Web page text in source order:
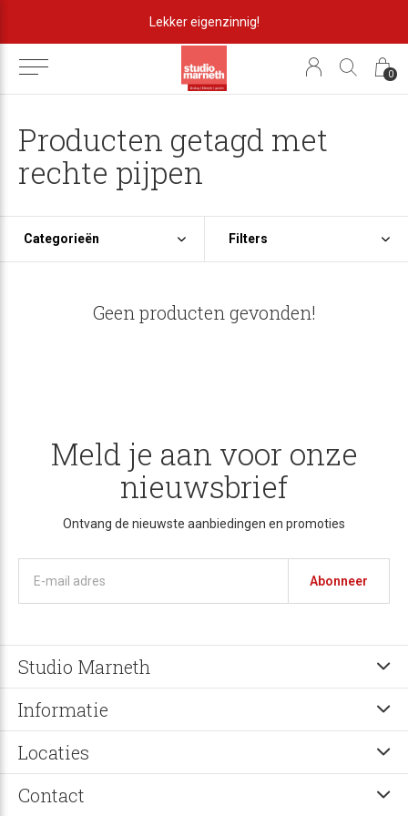
0
Lekker eigenzinnig!
Producten getagd met
rechte pijpen
Categorieën Filters
Geen producten gevonden!
Meld je aan voor onze
nieuwsbrief
Ontvang de nieuwste aanbiedingen en promoties
Abonneer
Studio Marneth
Informatie
Locaties
Contact